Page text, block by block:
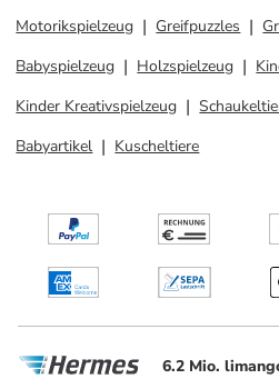
Motorikspielzeug
Greifpuzzles
Babyspielzeug
Holzspielzeug
Kinder Kreativspielzeug
Babyartikel
Kuscheltiere
6.2 Mio.